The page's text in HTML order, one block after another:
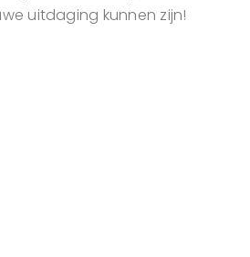
uitdaging kunnen zijn!